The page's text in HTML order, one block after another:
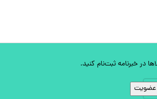
در خبرنامه ثبت‌نام کنید.